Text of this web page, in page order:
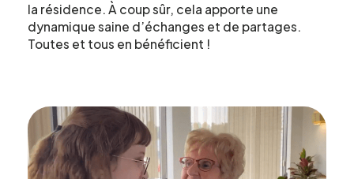
la résidence. À coup sûr, cela apporte une
dynamique saine d’échanges et de partages.
Toutes et tous en bénéficient !